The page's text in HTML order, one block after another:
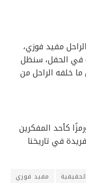
مفيد فوزي،
في الحفل، سنظل
خلفه الراحل من
كأحد المفكرين
في تاريخنا
مفيد فوزي